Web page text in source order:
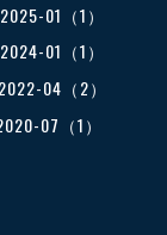
2025-01（1）
2024-01（1）
2022-04（2）
07（1）